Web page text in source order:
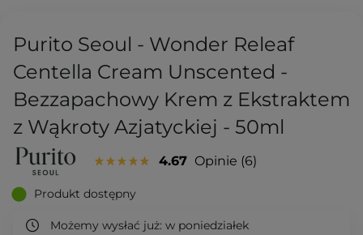
Purito Seoul - Wonder Releaf
Centella Cream Unscented -
Bezzapachowy Krem z Ekstraktem
z Wąkroty Azjatyckiej - 50ml
4.67 Opinie 6
Produkt dostępny
Możemy wysłać już: w poniedziałek